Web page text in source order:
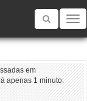
Toggle
em
apenas 1 minuto: